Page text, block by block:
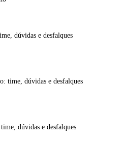
dúvidas e desfalques
time, dúvidas e desfalques
dúvidas e desfalques